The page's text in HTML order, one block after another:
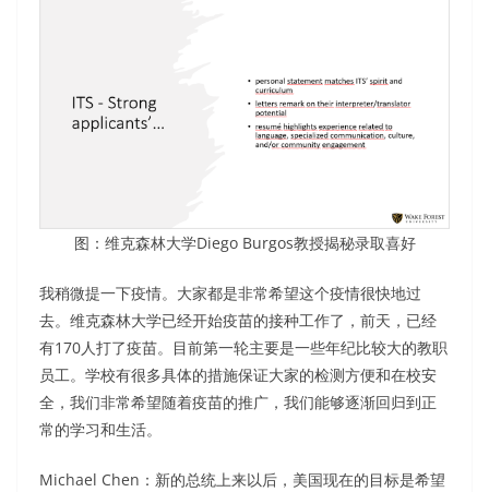
图：维克森林大学Diego Burgos教授揭秘录取喜好
我稍微提一下疫情。大家都是非常希望这个疫情很快地过
去。维克森林大学已经开始疫苗的接种工作了，前天，已经
有170人打了疫苗。目前第一轮主要是一些年纪比较大的教职
员工。学校有很多具体的措施保证大家的检测方便和在校安
全，我们非常希望随着疫苗的推广，我们能够逐渐回归到正
常的学习和生活。
Michael Chen：新的总统上来以后，美国现在的目标是希望